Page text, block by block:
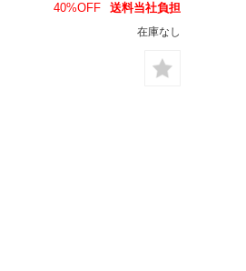
40%OFF
送料当社負担
在庫なし